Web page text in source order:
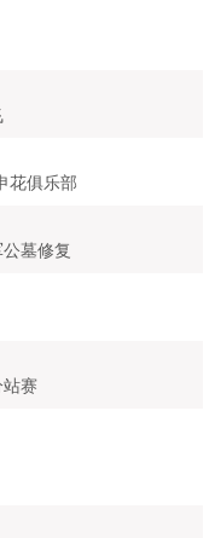
花俱乐部
墓修复
站赛